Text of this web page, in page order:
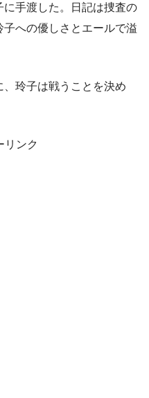
手渡した。日記は捜査の
への優しさとエールで溢
玲子は戦うことを決め
リンク